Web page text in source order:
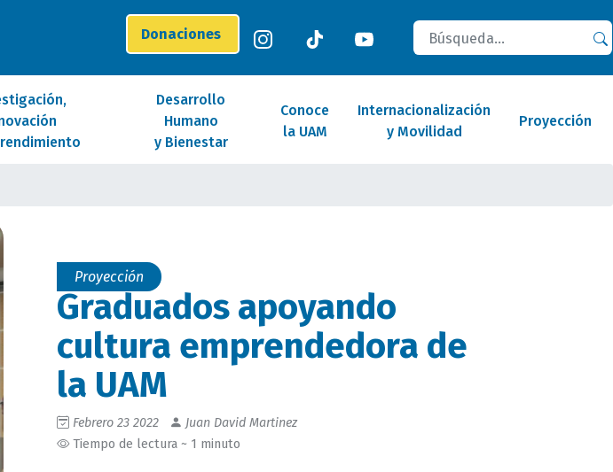
Donaciones
Buscar
Desarrollo
Humano
y Bienestar
Conoce
la UAM
Internacionalización
y Movilidad
Proyección
Proyección
Graduados apoyando
cultura emprendedora de
la UAM
Febrero 23 2022
Juan David Martinez
Tiempo de lectura ~ 1 minuto